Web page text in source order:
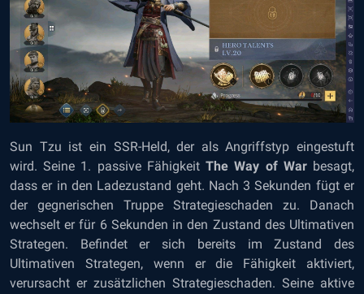
Sun Tzu ist ein SSR-Held, der als Angriffstyp eingestuft
wird. Seine 1. passive FähigkeitThe Way of War besagt,
dass er in den Ladezustand geht. Nach 3 Sekunden fügt er
der gegnerischen Truppe Strategieschaden zu. Danach
wechselt er für 6 Sekunden in den Zustand des Ultimativen
Strategen. Befindet er sich bereits im Zustand des
Ultimativen Strategen, wenn er die Fähigkeit aktiviert,
verursacht er zusätzlichen Strategieschaden. Seine aktive